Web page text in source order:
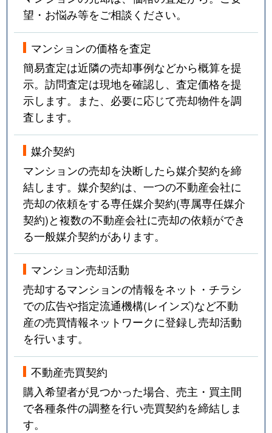
望・お悩み等をご相談ください。
マンションの価格を査定
簡易査定は近隣の売却事例などから概算を提
示。訪問査定は現地を確認し、査定価格を提
示します。また、必要に応じて売却物件を調
査します。
媒介契約
マンションの売却を決断したら媒介契約を締
結します。媒介契約は、一つの不動産会社に
売却の依頼をする専任媒介契約(専属専任媒介
契約)と複数の不動産会社に売却の依頼ができ
る一般媒介契約があります。
マンション売却活動
売却するマンションの情報をネット・チラシ
での広告や指定流通機構(レインズ)など不動
産の売買情報ネットワークに登録し売却活動
を行います。
不動産売買契約
購入希望者が見つかった場合、売主・買主間
で各種条件の調整を行い売買契約を締結しま
す。